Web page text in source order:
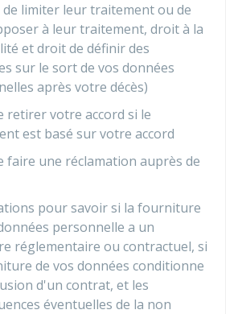
de limiter leur traitement ou de
à leur traitement, droit à la
et droit de définir des
sur le sort de vos données
après votre décès)
retirer votre accord si le
est basé sur votre accord
faire une réclamation auprès de
pour savoir si la fourniture
personnelle a un
réglementaire ou contractuel, si
de vos données conditionne
d'un contrat, et les
éventuelles de la non